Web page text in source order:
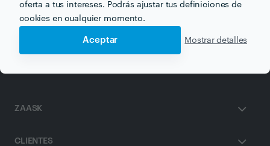
oferta a tus intereses. Podrás ajustar tus definiciones de
cookies en cualquier momento.
Aceptar Mostrar detalles
Drenaje Linfático en valencia
ZAASK
CLIENTES